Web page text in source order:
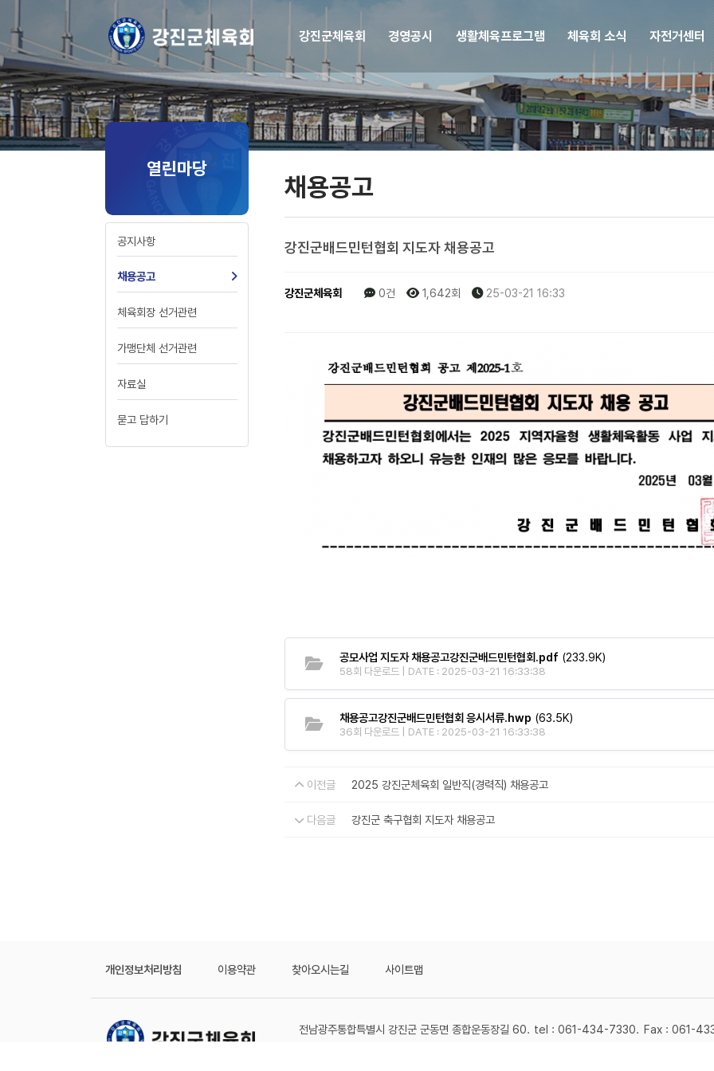
강진군체육회 경영공시 생활체육프로그램 체육회 소식 자전거센터
열린마당
공지사항
채용공고
체육회장 선거관련
가맹단체 선거관련
자료실
묻고 답하기
채용공고
강진군배드민턴협회 지도자 채용공고
강진군체육회 0건 1,642회 25-03-21 16:33
공모사업 지도자 채용공고강진군배드민턴협회.pdf (233.9K)
58회 다운로드 | DATE : 2025-03-21 16:33:38
채용공고강진군배드민턴협회 응시서류.hwp (63.5K)
36회 다운로드 | DATE : 2025-03-21 16:33:38
이전글 2025 강진군체육회 일반직(경력직) 채용공고
다음글 강진군 축구협회 지도자 채용공고
개인정보처리방침 이용약관 찾아오시는길 사이트맵
전남광주통합특별시 강진군 군동면 종합운동장길 60. tel : 061-434-7330. Fax : 061-